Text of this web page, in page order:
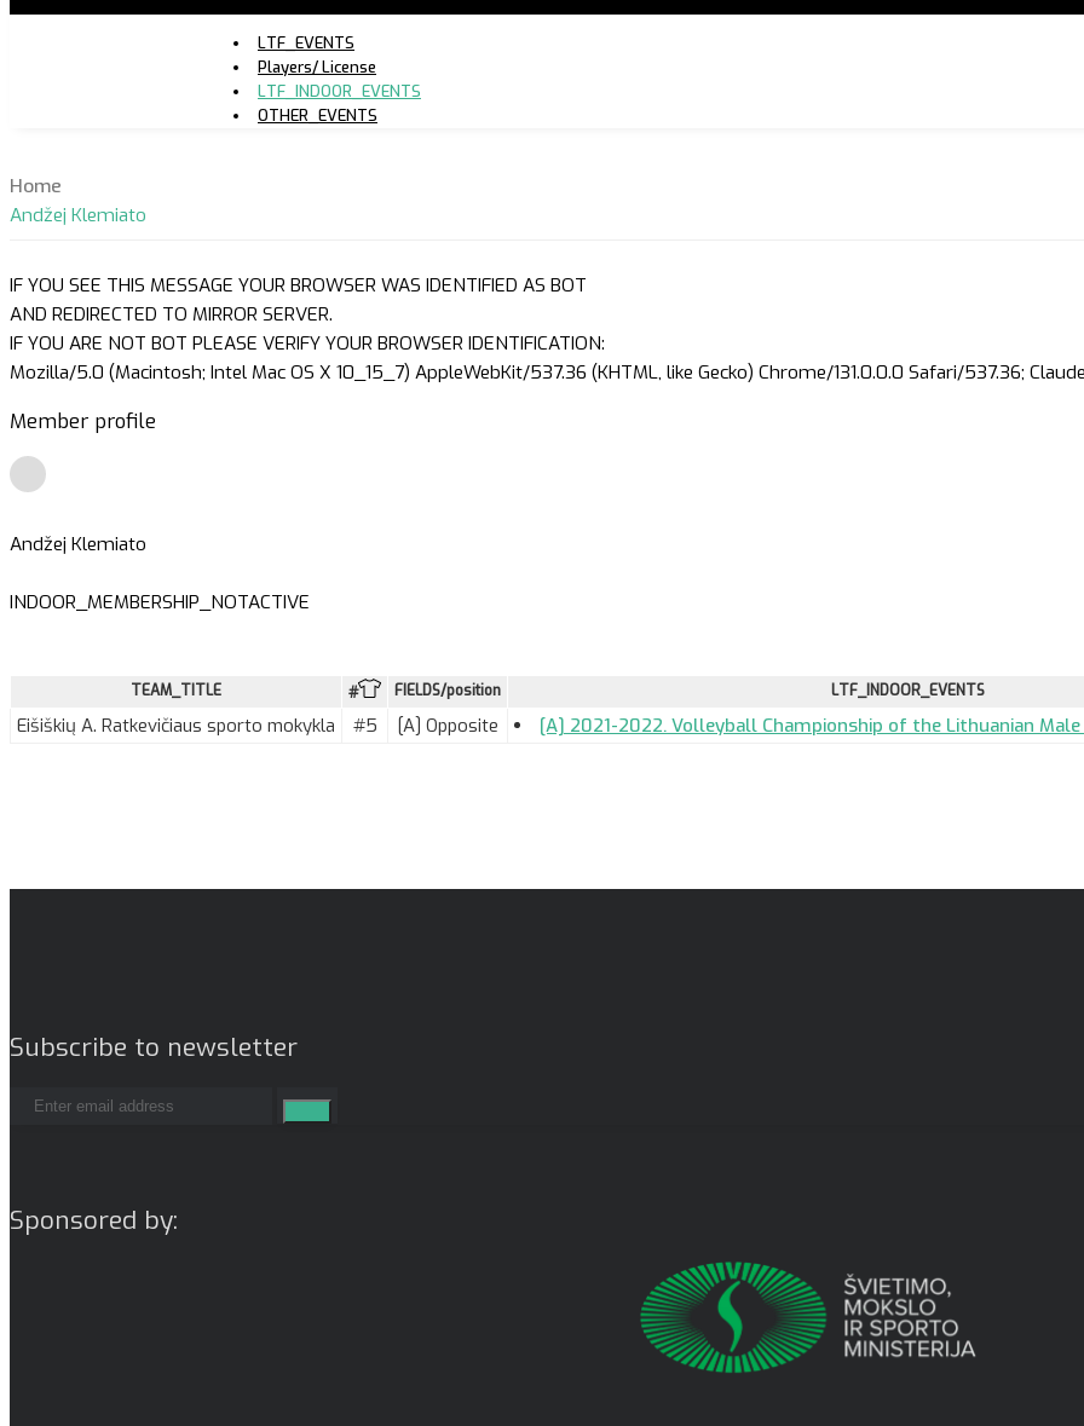
LTF_EVENTS
Players/ License
LTF_INDOOR_EVENTS
OTHER_EVENTS
Home
Andžej Klemiato
IF YOU SEE THIS MESSAGE YOUR BROWSER WAS IDENTIFIED AS BOT
AND REDIRECTED TO MIRROR SERVER.
IF YOU ARE NOT BOT PLEASE VERIFY YOUR BROWSER IDENTIFICATION:
Mozilla/5.0 (Macintosh; Intel Mac OS X 10_15_7) AppleWebKit/537.36 (KHTML, like Gecko) Chrome/131.0.0.0 Safari/537.36;
Member profile
Andžej Klemiato
INDOOR_MEMBERSHIP_NOTACTIVE
TEAM_TITLE # FIELDS/position LTF_INDOOR_EVENTS
Eišiškių A. Ratkevičiaus sporto mokykla #5 [A] Opposite [A] 2021-2022. Volleyball Championship of the Lithuanian Male
Subscribe to newsletter
Sponsored by: